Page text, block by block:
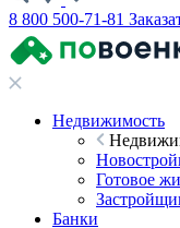
8 800 500-71-81
Недвижимость
Готовое
Банки